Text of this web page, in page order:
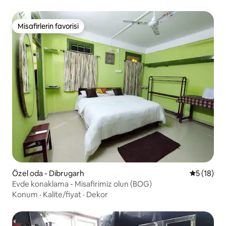
Misafirlerin favorisi
Misafirlerin favorisi
Özel oda - Dibrugarh 55 (18)
Evde konaklama - Misafirimiz olun (BOG)
Konum · Kalite/fiyat · Dekor